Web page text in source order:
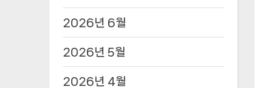
2026년 6월
2026년 5월
2026년 4월